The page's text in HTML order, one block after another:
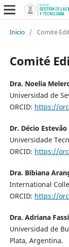
Inicio / Comité
Comité
Dra. Noelia
Universidad de
ORCID: https://
Dr. Décio
Universidade
ORCID: https://
Dra. Bibiana
International
ORCID: https://
Dra. Adriana
Universidad de
Plata, Argentina.